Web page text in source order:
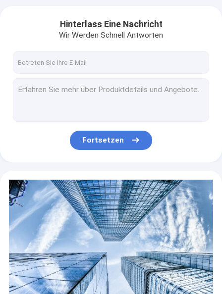
Die Mold 60kw Nitriding Furnace Manufacturer
Laboratory 2L 7L 16L 24L 36L 1000 degree muffle furnace LMF-10D
Zinc ore smelting furnace on sale cheap
Factory price gas atmosphere protection chamber energy saving furnace for parts heat treatment
Factory Graphite Crucible Oil Furnace Aluminum Drop Crucible Electric Melting Furnace
Factory High Performance Bogie Hearth Electric Resistance Furnace For Annealing Processing
Foundry Industry 1 Ton Hydraulic Type Induction Melting Furnace For Melting Copper Brass Bronze
QLAB ceramic fiber imported 1200 double insulated ceramic liner muffle furnaces with best price
Hinterlass Eine Nachricht
Wir Werden Schnell Antworten
Fortsetzen